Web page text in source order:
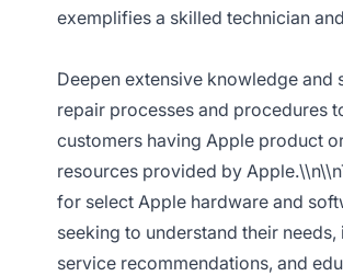
exemplifies a skilled technician
Deepen extensive knowledge and
repair processes and procedures
customers having Apple product
resources provided by
for select Apple hardware and
seeking to understand their
service recommendations, and